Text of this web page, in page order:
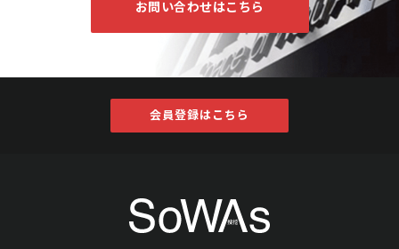
お問い合わせはこちら
会員登録はこちら